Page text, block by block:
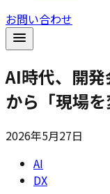
お問い合わせ
AI時代、開発
から「現場
2026年5月27日
AI
DX